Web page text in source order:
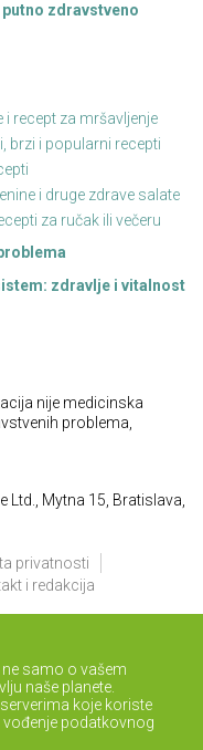
zdravstveno
recept za mršavljenje
brzi i popularni recepti
i druge zdrave salate
za ručak ili večeru
zdravlje i vitalnost
nije medicinska
problema,
Mytna 15, Bratislava,
privatnosti
i redakcija
samo o vašem
naše planete.
koje koriste
vođenje podatkovnog